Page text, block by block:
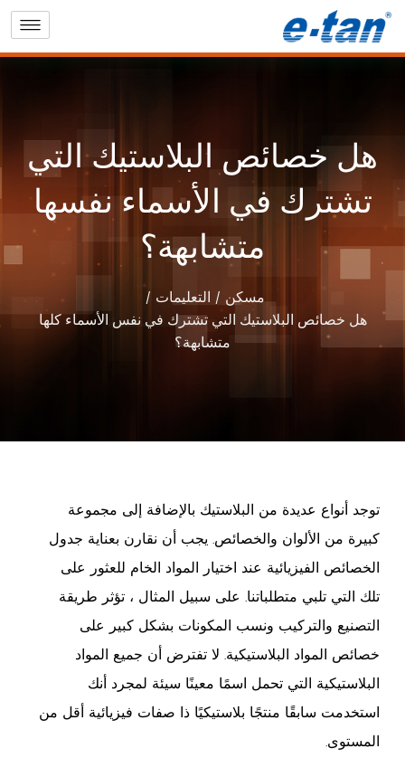
هل خصائص البلاستيك التي
تشترك في الأسماء نفسها
متشابهة؟
مسكن
التعليمات
هل خصائص البلاستيك التي تشترك في نفس الأسماء كلها
متشابهة؟
توجد أنواع عديدة من البلاستيك بالإضافة إلى مجموعة
كبيرة من الألوان والخصائص. يجب أن نقارن بعناية جدول
الخصائص الفيزيائية عند اختيار المواد الخام للعثور على
تلك التي تلبي متطلباتنا. على سبيل المثال ، تؤثر طريقة
التصنيع والتركيب ونسب المكونات بشكل كبير على
خصائص المواد البلاستيكية. لا تفترض أن جميع المواد
البلاستيكية التي تحمل اسمًا معينًا سيئة لمجرد أنك
استخدمت سابقًا منتجًا بلاستيكيًا ذا صفات فيزيائية أقل من
المستوى.